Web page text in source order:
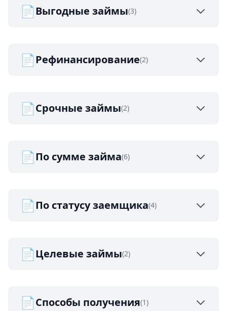
📄Выгодные займы(3)
📄Рефинансирование(2)
📄Срочные займы(2)
📄По сумме займа(6)
📄По статусу заемщика(4)
📄Целевые займы(2)
📄Способы получения(1)